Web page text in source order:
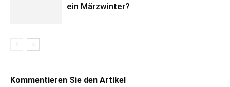
ein Märzwinter?
Kommentieren Sie den Artikel